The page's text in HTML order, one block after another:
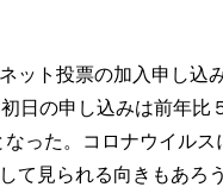
ット投票の加入申し込
日の申し込みは前年比
った。コロナウイルス
て見られる向きもあろう